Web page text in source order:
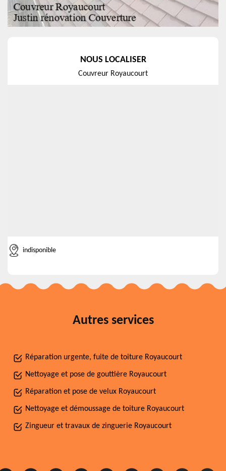
NOUS LOCALISER
Couvreur Royaucourt
indisponible
Autres services
Réparation urgente, fuite de toiture Royaucourt
Nettoyage et pose de gouttière Royaucourt
Réparation et pose de velux Royaucourt
Nettoyage et démoussage de toiture Royaucourt
Zingueur et travaux de zinguerie Royaucourt